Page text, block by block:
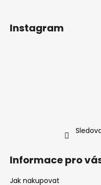
Instagram
Informace pro
Jak nakupovat